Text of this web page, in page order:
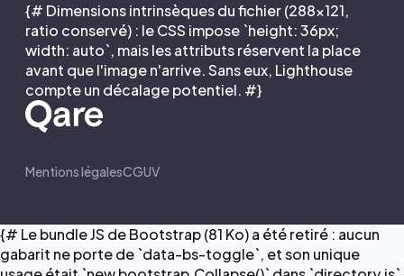
{# Dimensions intrinsèques du fichier (288×121,
ratio conservé) : le CSS impose `height: 36px;
width: auto`, mais les attributs réservent la place
avant que l'image n'arrive. Sans eux, Lighthouse
compte un décalage potentiel. #}
Mentions légalesCGUV
{# Le bundle JS de Bootstrap (81 Ko) a été retiré : aucun
gabarit ne porte de `data-bs-toggle`, et son unique